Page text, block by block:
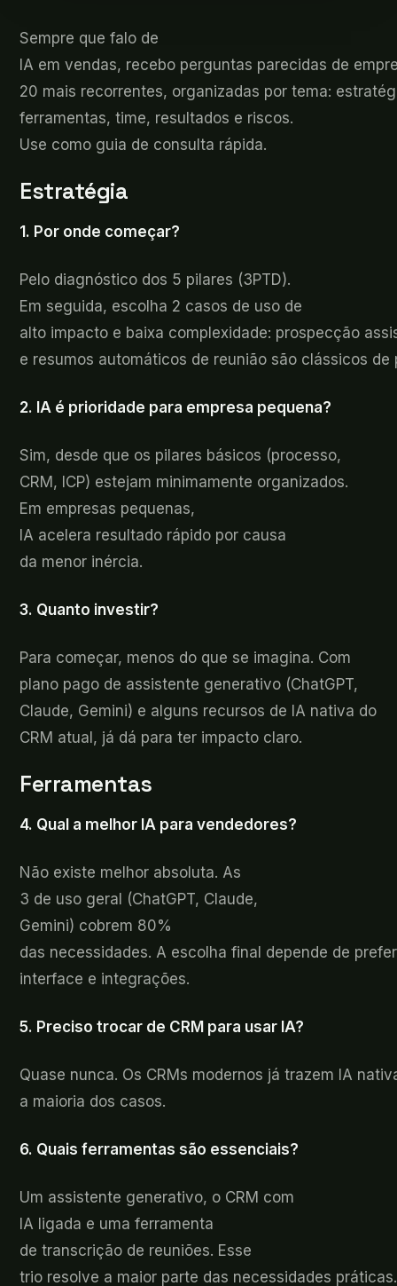
Sempre que falo de
IA em vendas, recebo perguntas parecidas de
20 mais recorrentes, organizadas por tema:
ferramentas, time, resultados e riscos.
Use como guia de consulta rápida.
Estratégia
1. Por onde começar?
Pelo diagnóstico dos 5 pilares (3PTD).
Em seguida, escolha 2 casos de uso de
alto impacto e baixa complexidade: prospecção
e resumos automáticos de reunião são clássicos
2. IA é prioridade para empresa pequena?
Sim, desde que os pilares básicos (processo,
CRM, ICP) estejam minimamente organizados.
Em empresas pequenas,
IA acelera resultado rápido por causa
da menor inércia.
3. Quanto investir?
Para começar, menos do que se imagina. Com
plano pago de assistente generativo (ChatGPT,
Claude, Gemini) e alguns recursos de IA nativa do
CRM atual, já dá para ter impacto claro.
Ferramentas
4. Qual a melhor IA para vendedores?
Não existe melhor absoluta. As
3 de uso geral (ChatGPT, Claude,
Gemini) cobrem 80%
das necessidades. A escolha final depende de
interface e integrações.
5. Preciso trocar de CRM para usar IA?
Quase nunca. Os CRMs modernos já trazem IA
a maioria dos casos.
6. Quais ferramentassão essenciais?
Um assistente generativo, o CRM com
IA ligada e uma ferramenta
de transcrição de reuniões. Esse
trio resolve a maior parte das necessidades